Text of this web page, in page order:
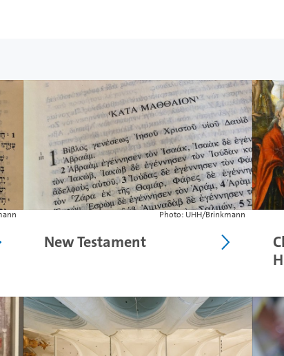
Research Centers
Photo: UHH/Brinkmann
New Testament